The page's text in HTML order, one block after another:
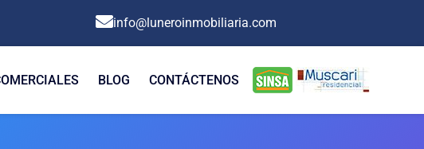
info@luneroinmobiliaria.com
BLOG CONTÁCTENOS